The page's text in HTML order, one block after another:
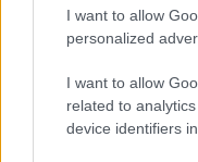
I want to allow
personalized
I want to allow
related to
device identifiers